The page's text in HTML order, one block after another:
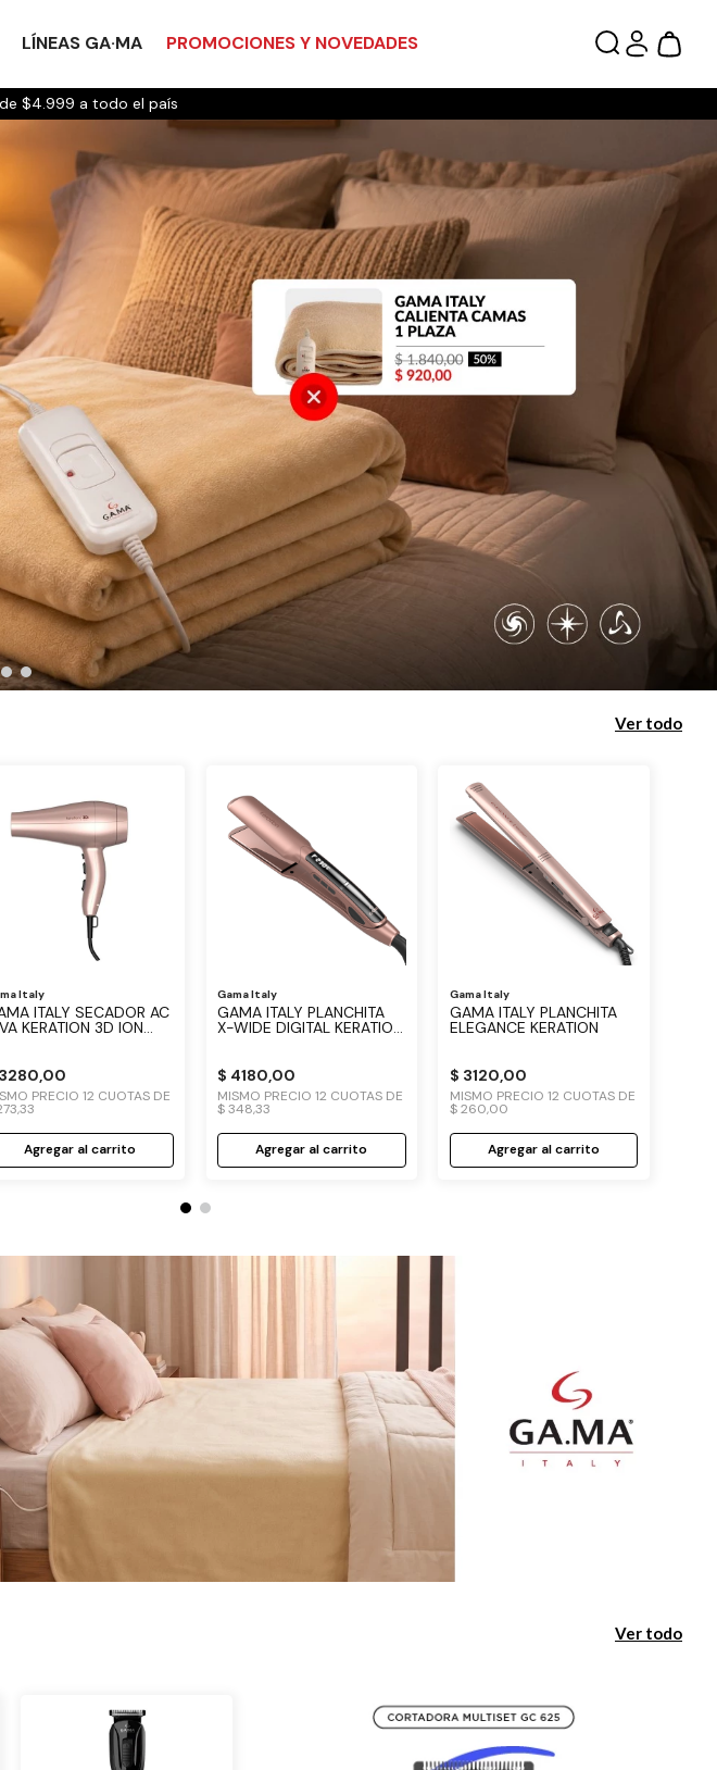
LÍNEAS GA·MA PROMOCIONES Y NOVEDADES
$4.999 a todo el país
Ver todo
Italy
ITALY SECADOR AC
KERATION 3D ION
3280,00
PRECIO12 CUOTAS DE
,33
Agregar al carrito
Gama Italy
GAMA ITALY PLANCHITA
X-WIDE DIGITAL KERATION
$ 4180,00
MISMO PRECIO12 CUOTAS DE
$348,33
Agregar al carrito
Gama Italy
GAMA ITALY PLANCHITA
ELEGANCE KERATION
$ 3120,00
MISMO PRECIO 12 CUOTAS DE
$260,00
Agregar al carrito
Ver todo